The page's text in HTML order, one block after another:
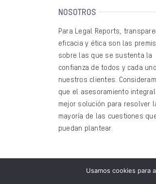
NOSOTROS
Para Legal Reports,
eficacia y ética son las
sobre las que se sustenta la
confianza de todos y cada
nuestros clientes.
que el asesoramiento
mejor solución para resolver
mayoría de las cuestiones
puedan plantear.
Usamos cookies para